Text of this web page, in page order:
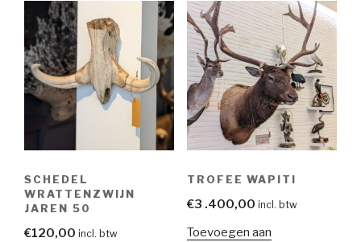
SCHEDEL
WRATTENZWIJN
JAREN 50
€120,00 incl. btw
TROFEE WAPITI
€3 .400,00 incl. btw
Toevoegen aan